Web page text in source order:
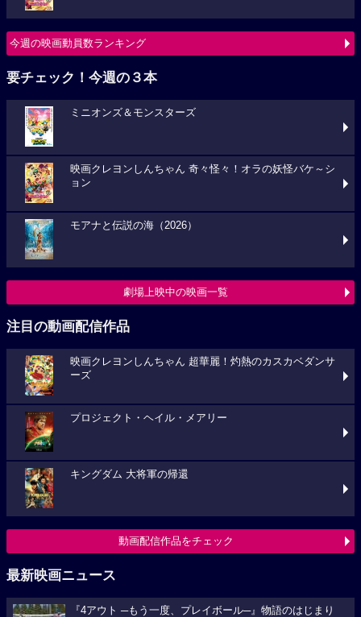
今週の映画動員数ランキング
要チェック！今週の３本
ミニオンズ＆モンスターズ
映画クレヨンしんちゃん 奇々怪々！オラの妖怪バケ～シ
ョン
モアナと伝説の海（2026）
劇場上映中の映画一覧
注目の動画配信作品
映画クレヨンしんちゃん 超華麗！灼熱のカスカベダンサ
ーズ
プロジェクト・ヘイル・メアリー
キングダム 大将軍の帰還
動画配信作品をチェック
最新映画ニュース
『4アウト ─もう一度、プレイボール─』物語のはじまり